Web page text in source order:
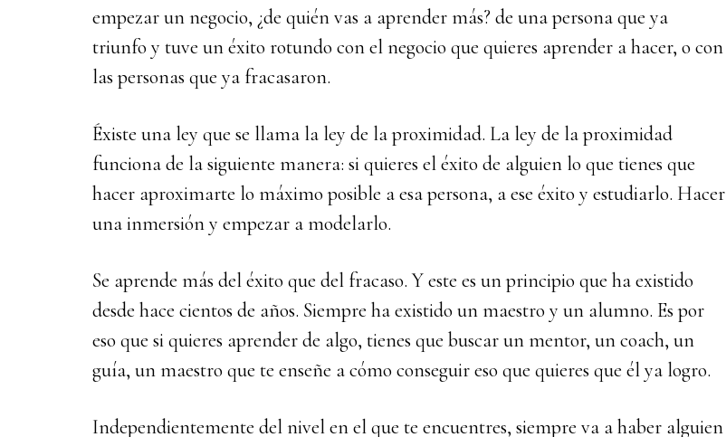
empezar un negocio, ¿de quién vas a aprender más? de una persona que ya
triunfo y tuve un éxito rotundo con el negocio que quieres aprender a hacer, o con
las personas que ya fracasaron.
Éxiste una ley que se llama la ley de la proximidad. La ley de la proximidad
funciona de la siguiente manera: si quieres el éxito de alguien lo que tienes que
hacer aproximarte lo máximo posible a esa persona, a ese éxito y estudiarlo. Hacer
una inmersión y empezar a modelarlo.
Se aprende más del éxito que del fracaso. Y este es un principio que ha existido
desde hace cientos de años. Siempre ha existido un maestro y un alumno. Es por
eso que si quieres aprender de algo, tienes que buscar un mentor, un coach, un
guía, un maestro que te enseñe a cómo conseguir eso que quieres que él ya logro.
Independientemente del nivel en el que te encuentres, siempre va a haber alguien